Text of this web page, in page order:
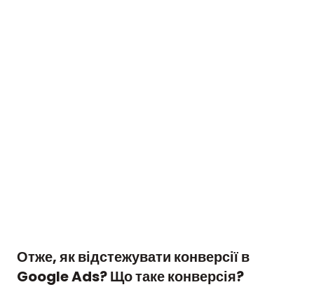
Отже, як відстежувати конверсії в
Google Ads? Що таке конверсія?